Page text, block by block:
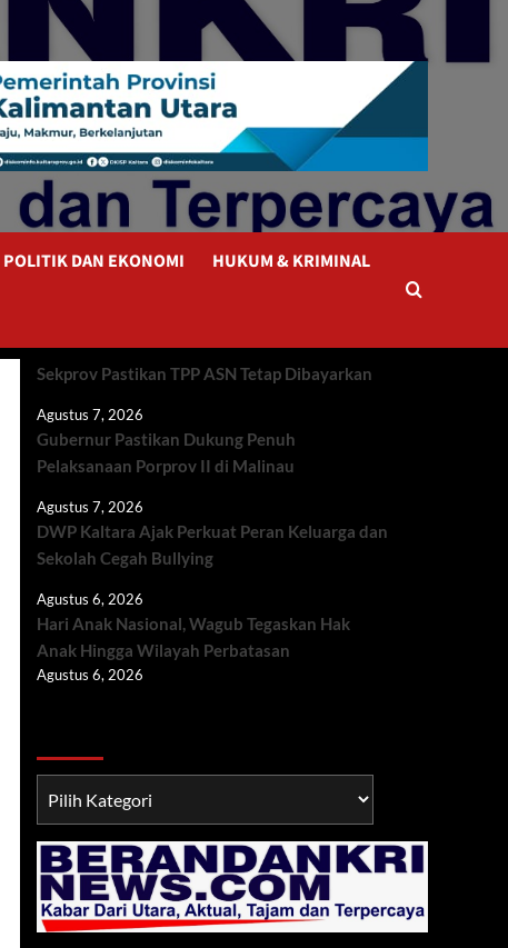
POLITIK DAN EKONOMI HUKUM & KRIMINAL
Sekprov Pastikan TPP ASN Tetap Dibayarkan
Agustus 7, 2026
Gubernur Pastikan Dukung Penuh
Pelaksanaan Porprov II di Malinau
Agustus 7, 2026
DWP Kaltara Ajak Perkuat Peran Keluarga dan
Sekolah Cegah Bullying
Agustus 6, 2026
Hari Anak Nasional, Wagub Tegaskan Hak
Anak Hingga Wilayah Perbatasan
Agustus 6, 2026
TNI/POLRI